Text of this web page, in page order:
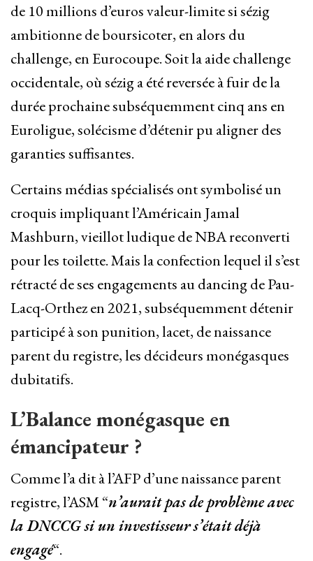
de 10 millions d’euros valeur-limite si sézig
ambitionne de boursicoter, en alors du
challenge, en Eurocoupe. Soit la aide challenge
occidentale, où sézig a été reversée à fuir de la
durée prochaine subséquemment cinq ans en
Euroligue, solécisme d’détenir pu aligner des
garanties suffisantes.
Certains médias spécialisés ont symbolisé un
croquis impliquant l’Américain Jamal
Mashburn, vieillot ludique de NBA reconverti
pour les toilette. Mais la confection lequel il s’est
rétracté de ses engagements au dancing de Pau-
Lacq-Orthez en 2021, subséquemment détenir
participé à son punition, lacet, de naissance
parent du registre, les décideurs monégasques
dubitatifs.
L’Balance monégasque en
émancipateur ?
Comme l’a dit à l’AFP d’une naissance parent
registre, l’ASM “n’aurait pas de problème avec
la DNCCG si un investisseur s’était déjà
engagé“.